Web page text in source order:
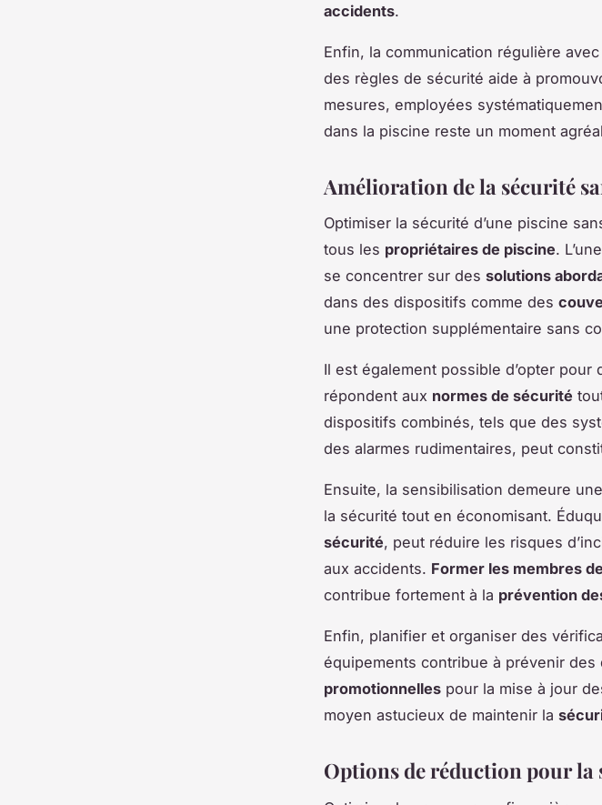
accidents.
Enfin, la communication régulière
des règles de sécurité aide à
mesures, employées
dans la piscine reste un moment
Amélioration de la sécurité
Optimiser la sécurité d’une piscine
tous les propriétaires de piscine.
se concentrer sur des solutions
dans des dispositifs comme des
une protection supplémentaire sans
Il est également possible d’opter
répondent aux normes de sécurité
dispositifs combinés, tels que des
des alarmes rudimentaires, peut
Ensuite, la sensibilisation demeure
la sécurité tout en économisant.
sécurité, peut réduire les risques
aux accidents. Former les membres
contribue fortement à la prévention
Enfin, planifier et organiser des
équipements contribue à prévenir des
promotionnelles pour la mise à jour
moyen astucieux de maintenir la
Options de réduction pour la